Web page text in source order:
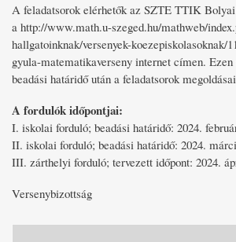
A feladatsorok elérhetők az SZTE TTIK
a http://www.math.u-szeged.hu/mathweb/
hallgatoinknak/versenyek-koezepiskolasoknak/
gyula-matematikaverseny internet címen.
beadási határidő után a feladatsorok
A fordulók időpontjai:
I. iskolai forduló; beadási határidő: 2024.
II. iskolai forduló; beadási határidő: 2024.
III. zárthelyi forduló; tervezett időpont: 2024.
Versenybizottság